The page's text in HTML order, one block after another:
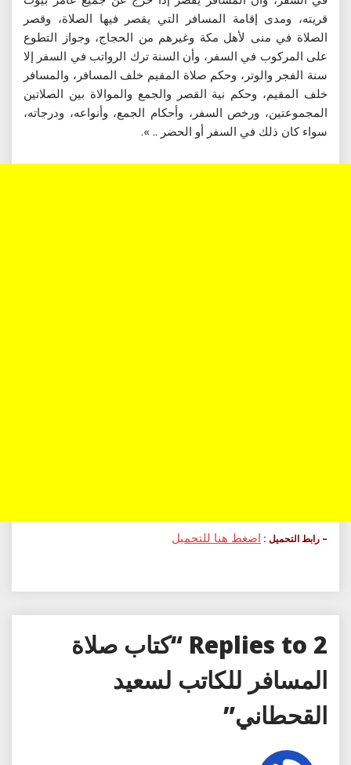
قريته، ومدى إقامة المسافر التي يقصر فيها الصلاة، وقصر
الصلاة في منى لأهل مكة وغيرهم من الحجاج، وجواز التطوع
على المركوب في السفر، وأن السنة ترك الرواتب في السفر إلا
سنة الفجر والوتر، وحكم صلاة المقيم خلف المسافر، والمسافر
خلف المقيم، وحكم نية القصر والجمع والموالاة بين الصلاتين
المجموعتين، ورخص السفر، وأحكام الجمع، وأنواعه، ودرجاته،
سواء كان ذلك في السفر أو الحضر .. ».
– رابط التحميل : اضغط هنا للتحميل
2 Replies to “كتاب صلاة
المسافر للكاتب لسعيد
القحطاني”